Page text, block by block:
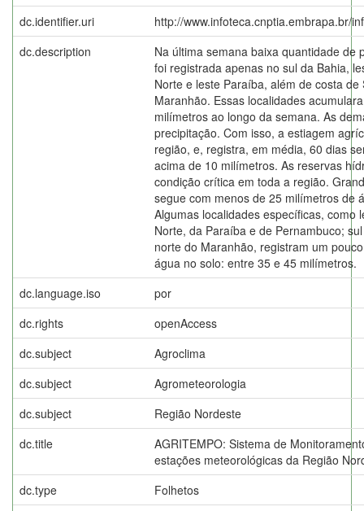
dc.identifier.uri
http://www.infoteca.cnptia.embrapa.br/
dc.description
Na última semana baixa quantidade de
foi registrada apenas no sul da Bahia,
Norte e leste Paraíba, além de costa
Maranhão. Essas localidades
milímetros ao longo da semana. As
precipitação. Com isso, a estiagem
região, e, registra, em média, 60 dias
acima de 10 milímetros. As reservas
condição crítica em toda a região.
segue com menos de 25 milímetros de
Algumas localidades específicas, como
Norte, da Paraíba e de Pernambuco;
norte do Maranhão, registram um
água no solo: entre 35 e 45 milímetros.
dc.language.iso
por
dc.rights
openAccess
dc.subject
Agroclima
dc.subject
Agrometeorologia
dc.subject
Região Nordeste
dc.title
AGRITEMPO: Sistema de
estações meteorológicas da Região
dc.type
Folhetos